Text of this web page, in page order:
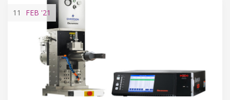
11 FEB '21